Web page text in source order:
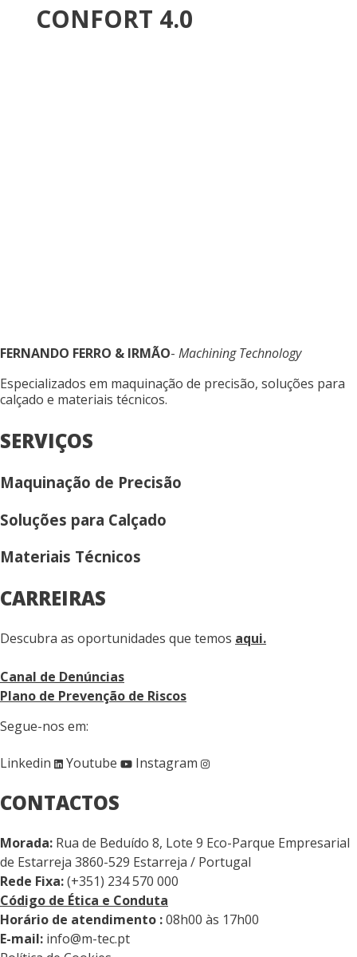
CONFORT 4.0
FERNANDO FERRO & IRMÃO- Machining Technology
Especializados em maquinação de precisão, soluções para
calçado e materiais técnicos.
SERVIÇOS
Maquinação de Precisão
Soluções para Calçado
Materiais Técnicos
CARREIRAS
Descubra as oportunidades que temos aqui.
Canal de Denúncias
Plano de Prevenção de Riscos
Segue-nos em:
Linkedin Youtube Instagram
CONTACTOS
Morada: Rua de Beduído 8, Lote 9 Eco-Parque Empresarial
de Estarreja 3860-529 Estarreja / Portugal
Rede Fixa:(+351) 234 570 000
Código de Ética e Conduta
Horário de atendimento :08h00 às 17h00
E-mail: info@m-tec.pt